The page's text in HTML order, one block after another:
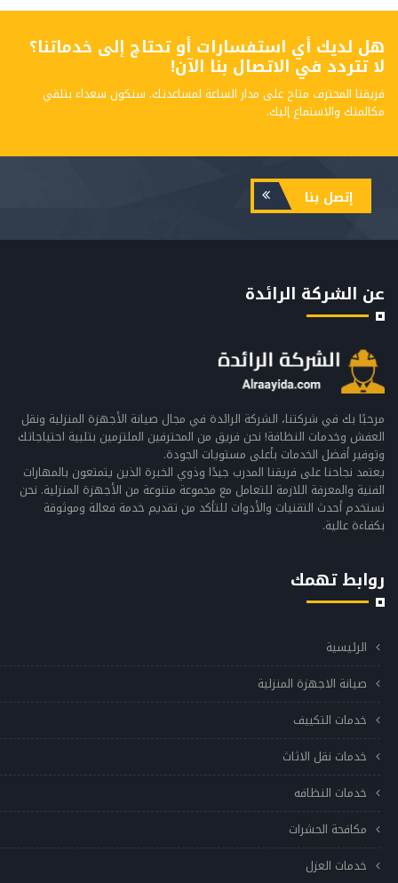
هل لديك أي استفسارات أو تحتاج إلى خدماتنا؟
لا تتردد في الاتصال بنا الآن!
فريقنا المحترف متاح على مدار الساعة لمساعدتك. سنكون سعداء بتلقي
مكالمتك والاستماع إليك.
إتصل بنا
عن الشركة الرائدة
مرحبًا بك في شركتنا، الشركة الرائدة في مجال صيانة الأجهزة المنزلية ونقل
العفش وخدمات النظافة! نحن فريق من المحترفين الملتزمين بتلبية احتياجاتك
وتوفير أفضل الخدمات بأعلى مستويات الجودة.
يعتمد نجاحنا على فريقنا المدرب جيدًا وذوي الخبرة الذين يتمتعون بالمهارات
الفنية والمعرفة اللازمة للتعامل مع مجموعة متنوعة من الأجهزة المنزلية. نحن
نستخدم أحدث التقنيات والأدوات للتأكد من تقديم خدمة فعالة وموثوقة
بكفاءة عالية.
روابط تهمك
الرئيسية
صيانة الاجهزة المنزلية
خدمات التكييف
خدمات نقل الاثاث
خدمات النظافه
مكافحة الحشرات
خدمات العزل